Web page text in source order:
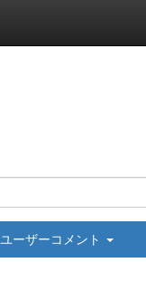
ユーザーコメント